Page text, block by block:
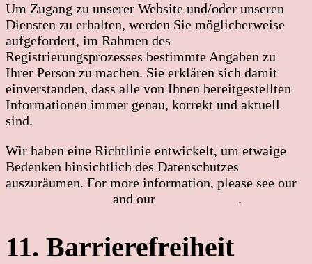
Um Zugang zu unserer Website und/oder unseren
Diensten zu erhalten, werden Sie möglicherweise
aufgefordert, im Rahmen des
Registrierungsprozesses bestimmte Angaben zu
Ihrer Person zu machen. Sie erklären sich damit
einverstanden, dass alle von Ihnen bereitgestellten
Informationen immer genau, korrekt und aktuell
sind.
Wir haben eine Richtlinie entwickelt, um etwaige
Bedenken hinsichtlich des Datenschutzes
auszuräumen. For more information, please see our
and our .
11. Barrierefreiheit